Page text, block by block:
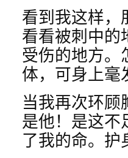
看到我这样，
看看被刺中的
受伤的地方。
体，可身上毫
当我再次环顾
是他！是这不
了我的命。护